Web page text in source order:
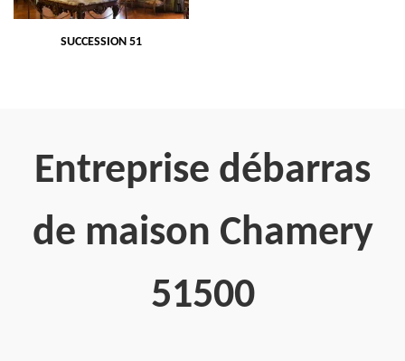
SUCCESSION 51
Entreprise débarras
de maison Chamery
51500